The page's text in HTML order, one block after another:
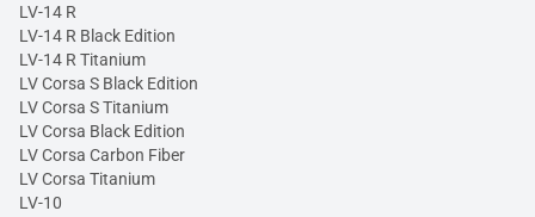
LV-14 R
LV-14 R Black Edition
LV-14 R Titanium
LV Corsa S Black Edition
LV Corsa S Titanium
LV Corsa Black Edition
LV Corsa Carbon Fiber
LV Corsa Titanium
LV-10